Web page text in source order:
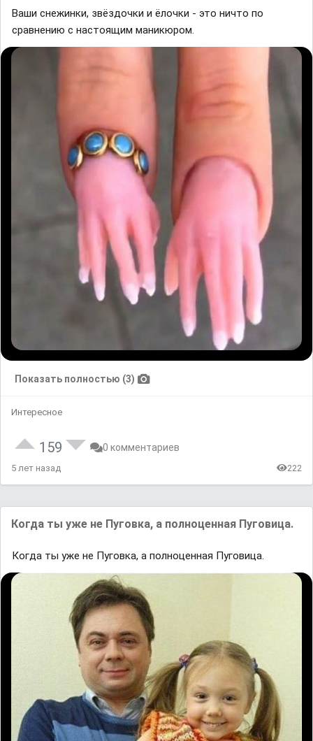
Ваши снежинки, звёздочки и ёлочки - это ничто по
сравнению с настоящим маникюром.
Показать полностью (3)
Интересное
159 0 комментариев
5 лет назад 222
Когда ты уже не Пуговка, а полноценная Пуговица.
Когда ты уже не Пуговка, а полноценная Пуговица.